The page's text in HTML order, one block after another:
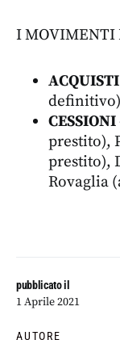
pubblicato il
1 Aprile 2021
AUTORE
I MOVIMENTI
ACQUISTI
CESSIONI
prestito),
prestito),
Rovaglia